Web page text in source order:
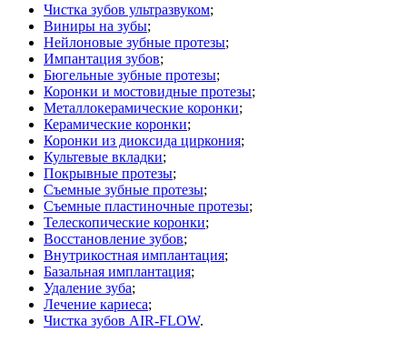
Чистка зубов ультразвуком;
Виниры на зубы;
Нейлоновые зубные протезы;
Импантация зубов;
Бюгельные зубные протезы;
Коронки и мостовидные протезы;
Металлокерамические коронки;
Керамические коронки;
Коронки из диоксида циркония;
Культевые вкладки;
Покрывные протезы;
Съемные зубные протезы;
Съемные пластиночные протезы;
Телескопические коронки;
Восстановление зубов;
Внутрикостная имплантация;
Базальная имплантация;
Удаление зуба;
Лечение кариеса;
Чистка зубов AIR-FLОW.